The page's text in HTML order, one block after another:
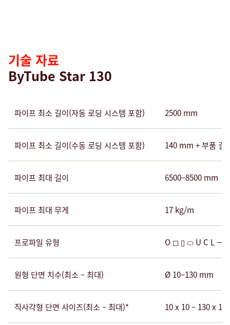
기술 자료
ByTube Star 130
파이프 최소 길이(자동 로딩 시스템 포함) 2500 mm
파이프 최소 길이(수동 로딩 시스템 포함) 140 mm + 부품 길
파이프 최대 길이 6500–8500 mm
파이프 최대 무게 17 kg/m
프로파일 유형 O ◻ ▯ ⬭ U C L —
원형 단면 치수(최소 – 최대) Ø 10–130 mm
직사각형 단면 사이즈(최소 – 최대)* 10 x 10 – 130 x